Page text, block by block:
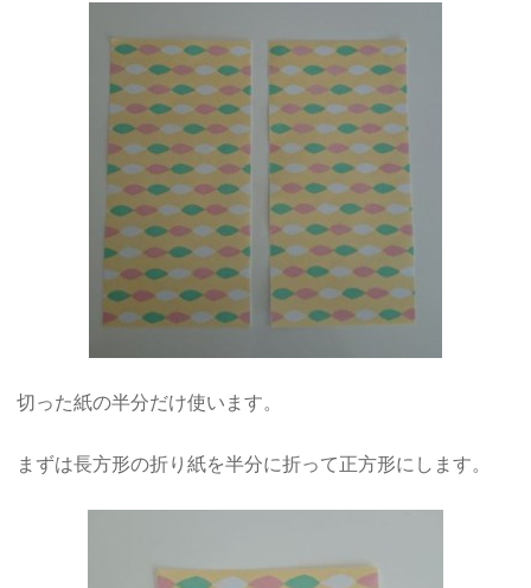
切った紙の半分だけ使います。
まずは長方形の折り紙を半分に折って正方形にします。